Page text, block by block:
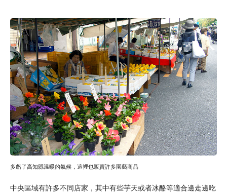
多虧了高知縣溫暖的氣候，這裡也販賣許多園藝商品
中央區域有許多不同店家，其中有些芋天或者冰酪等適合邊走邊吃